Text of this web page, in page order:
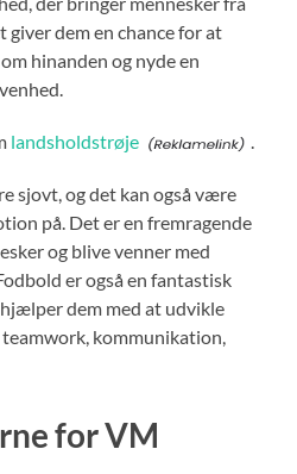
giver dem en chance for at
hinanden og nyde en
landsholdstrøje
sjovt, og det kan også være
på. Det er en fremragende
og blive venner med
er også en fantastisk
dem med at udvikle
kommunikation,
for VM